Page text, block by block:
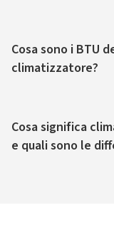
Cosa sono i BTU
climatizzatore?
Cosa significa
e quali sono le